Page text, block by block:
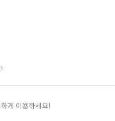
게 이용하세요!